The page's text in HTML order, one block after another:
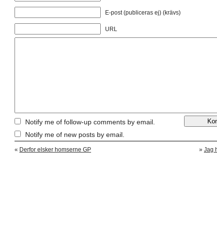
E-post (publiceras ej) (krävs)
URL
Notify me of follow-up comments by email.
Notify me of new posts by email.
« Derfor elsker homserne GP » Jag